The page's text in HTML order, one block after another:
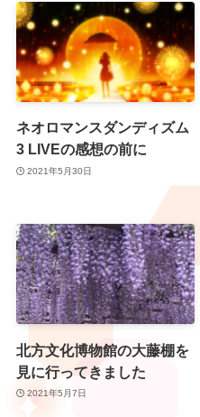
ネオロマンスダンディズム
3 LIVEの感想の前に
2021年5月30日
北方文化博物館の大藤棚を
見に行ってきました
2021年5月7日